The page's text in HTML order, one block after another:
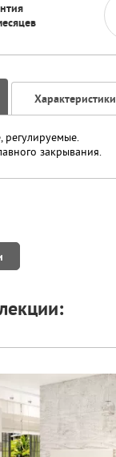
Характеристики
регулируемые.
закрывания.